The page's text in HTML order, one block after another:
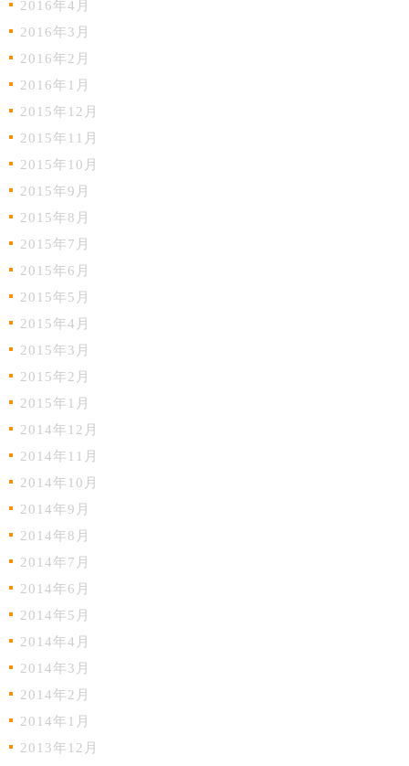
2016年4月
2016年3月
2016年2月
2016年1月
2015年12月
2015年11月
2015年10月
2015年9月
2015年8月
2015年7月
2015年6月
2015年5月
2015年4月
2015年3月
2015年2月
2015年1月
2014年12月
2014年11月
2014年10月
2014年9月
2014年8月
2014年7月
2014年6月
2014年5月
2014年4月
2014年3月
2014年2月
2014年1月
2013年12月